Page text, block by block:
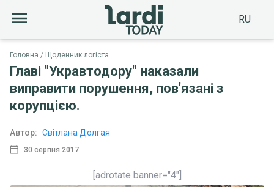
RU
Головна Щоденник логіста
Главі "Укравтодору" наказали
виправити порушення, пов'язані з
корупцією.
30 серпня 2017
Автор: Світлана Долгая
[adrotate banner="4"]